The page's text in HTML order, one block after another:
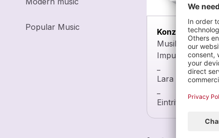
Popular Music
Konzert:
Musikalische
Impulsen für
Lara Bäucker –
Eintritt frei -